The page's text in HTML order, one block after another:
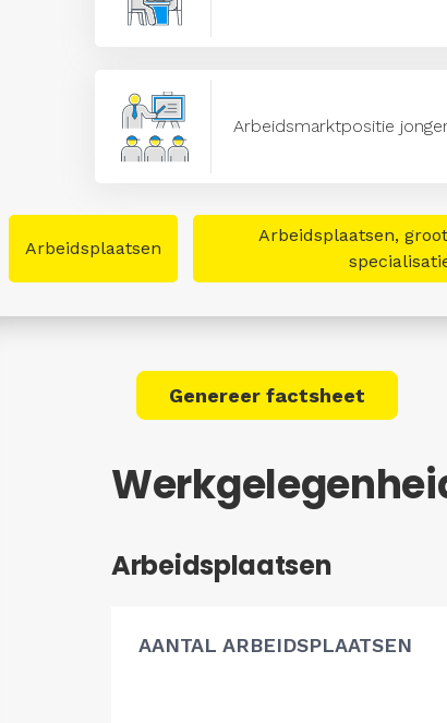
Arbeidsmarktpositie
Arbeidsplaatsen
Arbeidsplaatsen,
Genereer factsheet
Arbeidsplaatsen
AANTAL ARBEIDSPLAATSEN